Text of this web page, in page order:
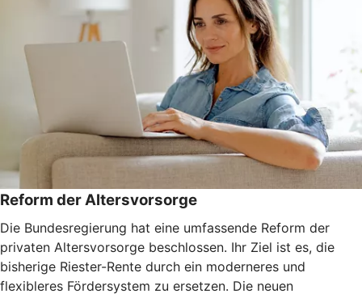
Reform der Altersvorsorge
Die Bundesregierung hat eine umfassende Reform der
privaten Altersvorsorge beschlossen. Ihr Ziel ist es, die
bisherige Riester-Rente durch ein moderneres und
flexibleres Fördersystem zu ersetzen. Die neuen